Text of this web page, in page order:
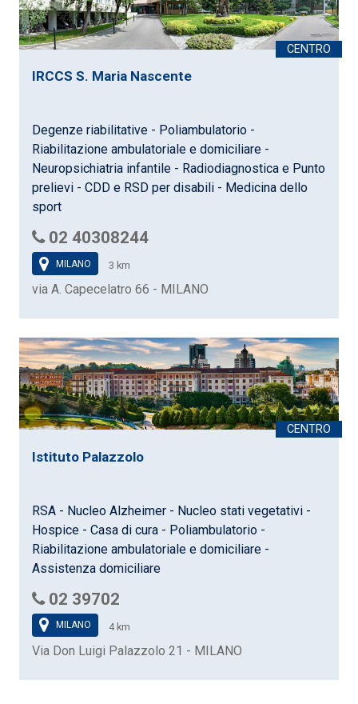
IRCCS S. Maria Nascente
Degenze riabilitative - Poliambulatorio -
Riabilitazione ambulatoriale e domiciliare -
Neuropsichiatria infantile - Radiodiagnostica e Punto
prelievi - CDD e RSD per disabili - Medicina dello
sport
02 40308244
MILANO 3 km
via A. Capecelatro 66 - MILANO
Istituto Palazzolo
RSA - Nucleo Alzheimer - Nucleo stati vegetativi -
Hospice - Casa di cura - Poliambulatorio -
Riabilitazione ambulatoriale e domiciliare -
Assistenza domiciliare
02 39702
MILANO 4 km
Via Don Luigi Palazzolo 21 - MILANO